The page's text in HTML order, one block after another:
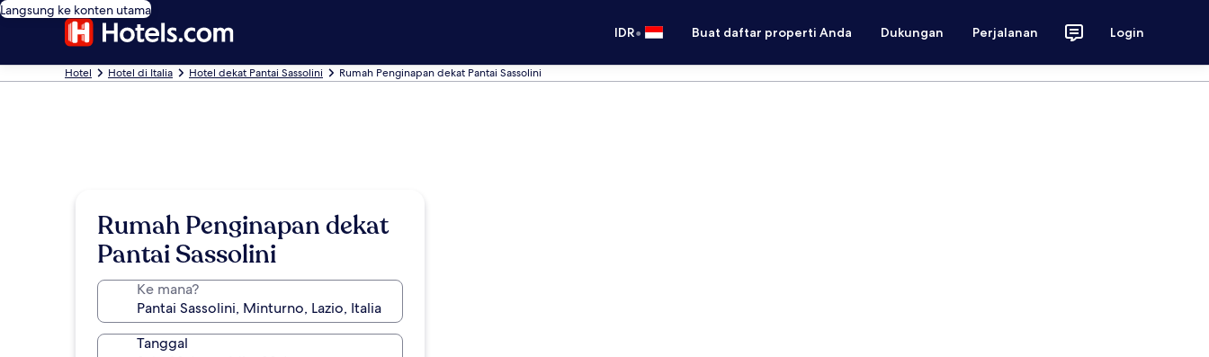
Langsung ke konten utama
IDR• Buat daftar properti Anda Dukungan Perjalanan Login
Hotel Hotel di Italia Hotel dekat Pantai Sassolini Rumah Penginapan dekat Pantai Sassolini
Rumah Penginapan dekat
Pantai Sassolini
Ke mana?
Tanggal